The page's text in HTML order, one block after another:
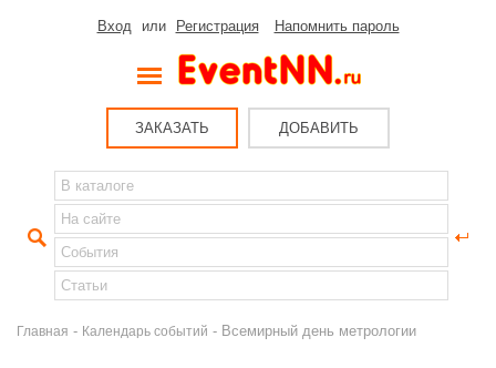
Вход или Регистрация Напомнить пароль
ЗАКАЗАТЬ ДОБАВИТЬ
Главная - Календарь событий - Всемирный день метрологии